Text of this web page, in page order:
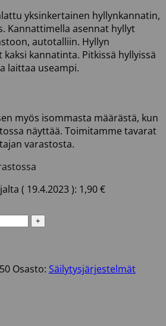
yksinkertainen hyllynkannatin,
Kannattimella asennat hyllyt
autotalliin. Hyllyn
kannatinta. Pitkissä hyllyissä
laittaa useampi.
myös isommasta määrästä, kun
näyttää. Toimitamme tavarat
varastosta.
( 19.4.2023): 1,90€
Osasto: Säilytysjärjestelmät